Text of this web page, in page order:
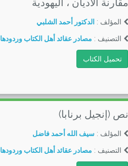
مقارنة الأديان ، اليهودية
المؤلف : الدكتور أحمد الشلبي
التصنيف : مصادر عقائد أهل الكتاب وردودها
تحميل الكتاب
نص (إنجيل برنابا)
المؤلف :سيف الله أحمد فاضل
التصنيف : مصادر عقائد أهل الكتاب وردودها